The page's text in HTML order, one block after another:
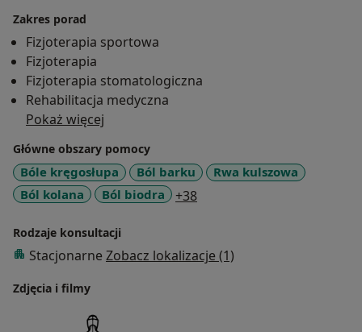
którą uwielbiam i do której podchodzę z pełnym
zaangażowaniem i uśmiechem.
Do zobaczenia w gabinecie!
Zakres porad
Fizjoterapia sportowa
Fizjoterapia
Fizjoterapia stomatologiczna
Rehabilitacja medyczna
Pokaż więcej
Główne obszary pomocy
Bóle kręgosłupa Ból barku
Rwa kulszowa
Ból kolana
Ból biodra +38a11y_sr_more_diseases
Rodzaje konsultacji
Stacjonarne Zobacz lokalizacje (1)
Zdjęcia i filmy